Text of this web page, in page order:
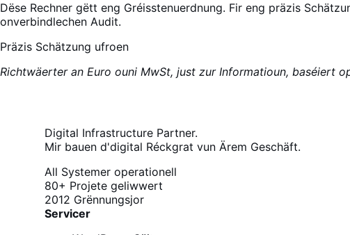
Dëse Rechner gëtt eng Gréisstenuerdnung. Fir eng präzis
onverbindlechen Audit.
Präzis Schätzung ufroen
Richtwäerter an Euro ouni MwSt, just zur Informatioun, baséiert
Digital Infrastructure Partner.
Mir bauen d'digital Réckgrat vun Ärem Geschäft.
All Systemer operationell
80+ Projete geliwwert
2012 Grënnungsjor
Servicer